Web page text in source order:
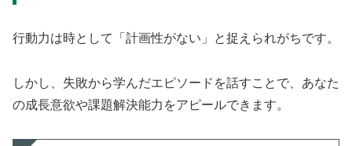
行動力は時として「計画性がない」と捉えられがちです。
しかし、失敗から学んだエピソードを話すことで、あなた
の成長意欲や課題解決能力をアピールできます。